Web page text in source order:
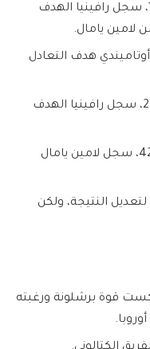
في الدقيقة 11، سجل رافينيا الهدف
لامين يامال.
13، سجل أوتاميندي هدف التعادل
في الدقيقة 27، سجل رافينيا الهدف
في الدقيقة 42، سجل لامين يامال
النتيجة، ولكن
قوة برشلونة ورغبته